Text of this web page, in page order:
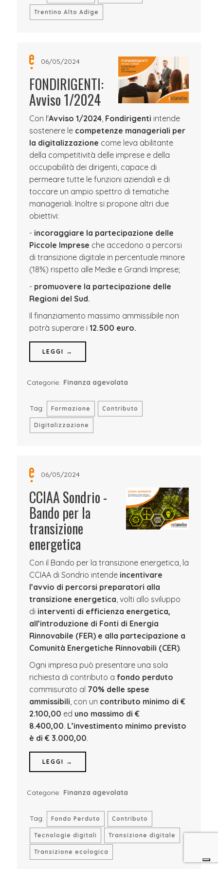
Trentino Alto Adige
06/05/2024
FONDIRIGENTI:
Avviso 1/2024
Con l'Avviso 1/2024, Fondirigenti intende
sostenere le competenze manageriali per
la digitalizzazione come leva abilitante
della competitività delle imprese e della
occupabilità dei dirigenti, capace di
permeare tutte le funzioni aziendali e di
toccare un ampio spettro di tematiche
manageriali. Inoltre si propone altri due
obiettivi:
- incoraggiare la partecipazione delle
Piccole Imprese che accedono a percorsi
di transizione digitale in percentuale minore
(18%) rispetto alle Medie e Grandi Imprese;
- promuovere la partecipazione delle
Regioni del Sud.
Il finanziamento massimo ammissibile non
potrà superare i 12.500 euro.
LEGGI →
Categorie: Finanza agevolata
Tag: Formazione Contributo
Digitalizzazione
06/05/2024
CCIAA Sondrio -
Bando per la
transizione
energetica
Con il Bando per la transizione energetica, la
CCIAA di Sondrio intende incentivare
l’avvio di percorsi preparatori alla
transizione energetica, volti allo sviluppo
di interventi di efficienza energetica,
all’introduzione di Fonti di Energia
Rinnovabile (FER) e alla partecipazione a
Comunità Energetiche Rinnovabili (CER).
Ogni impresa può presentare una sola
richiesta di contributo a fondo perduto
commisurato al 70% delle spese
ammissibili, con un contributo minimo di €
2.100,00 ed uno massimo di €
8.400,00. L’investimento minimo previsto
è di € 3.000,00.
LEGGI →
Categorie: Finanza agevolata
Tag: Fondo Perduto Contributo
Tecnologie digitali Transizione digitale
Transizione ecologica